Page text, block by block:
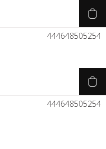
444648505254
444648505254